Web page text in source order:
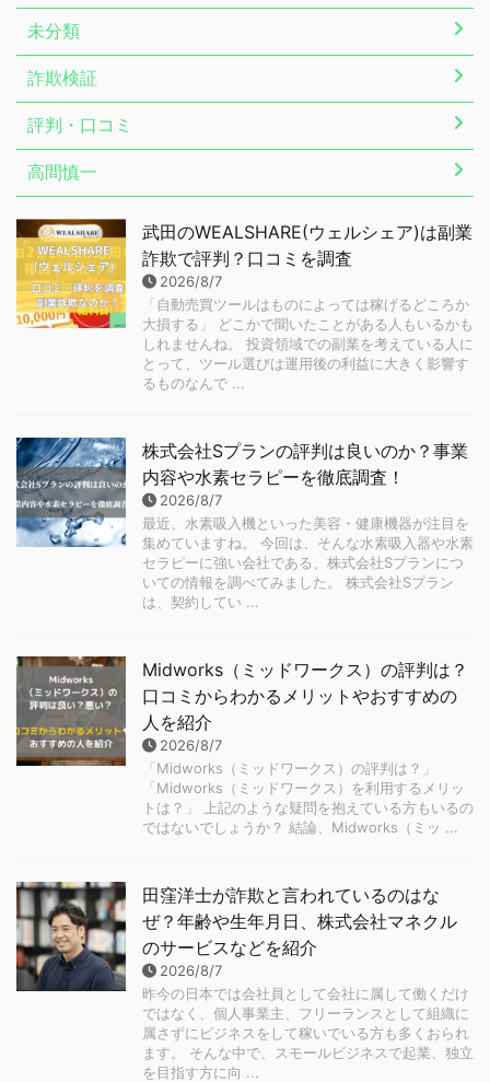
未分類
詐欺検証
評判・口コミ
高間慎一
武田のWEALSHARE(ウェルシェア)は副業
詐欺で評判？口コミを調査
2026/8/7
「自動売買ツールはものによっては稼げるどころか
大損する」 どこかで聞いたことがある人もいるかも
しれませんね。 投資領域での副業を考えている人に
とって、ツール選びは運用後の利益に大きく影響す
るものなんで ...
株式会社Sプランの評判は良いのか？事業
内容や水素セラピーを徹底調査！
2026/8/7
最近、水素吸入機といった美容・健康機器が注目を
集めていますね。 今回は、そんな水素吸入器や水素
セラピーに強い会社である、株式会社Sプランにつ
いての情報を調べてみました。 株式会社Sプラン
は、契約してい ...
Midworks（ミッドワークス）の評判は？
口コミからわかるメリットやおすすめの
人を紹介
2026/8/7
「Midworks（ミッドワークス）の評判は？」
「Midworks（ミッドワークス）を利用するメリッ
トは？」 上記のような疑問を抱えている方もいるの
ではないでしょうか？ 結論、Midworks（ミッ ...
田窪洋士が詐欺と言われているのはな
ぜ？年齢や生年月日、株式会社マネクル
のサービスなどを紹介
2026/8/7
昨今の日本では会社員として会社に属して働くだけ
ではなく、個人事業主、フリーランスとして組織に
属さずにビジネスをして稼いでいる方も多くおられ
ます。 そんな中で、スモールビジネスで起業、独立
を目指す方に向 ...